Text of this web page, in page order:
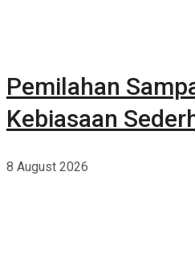
Pemilahan
Kebiasaan
8 August 2026